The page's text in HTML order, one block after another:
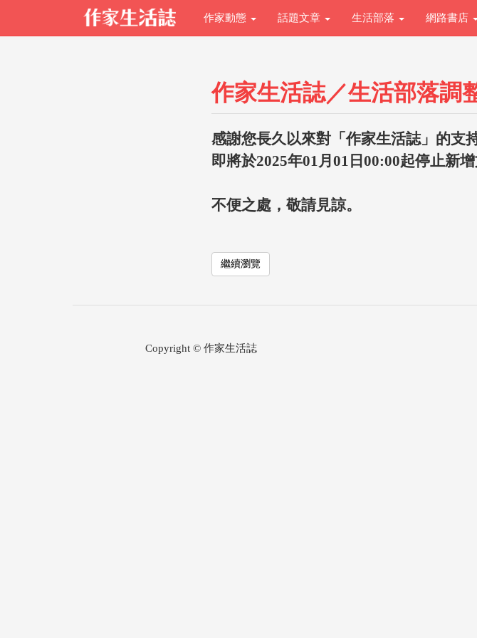
作家動態 話題文章 生活部落 網路書店
作家生活誌／生活部落調
感謝您長久以來對「作家生活誌」的支
即將於2025年01月01日00:00起停止新
不便之處，敬請見諒。
繼續瀏覽
Copyright © 作家生活誌